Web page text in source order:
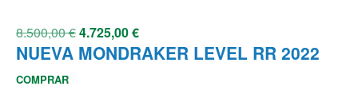
8.500,00€4.725,00€
NUEVA MONDRAKER LEVEL RR 2022
COMPRAR